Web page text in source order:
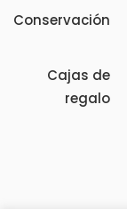
Conservación
Cajas de
regalo